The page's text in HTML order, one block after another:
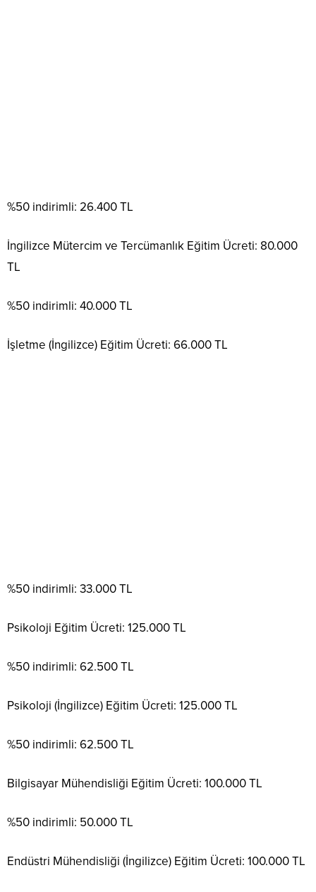
%50 indirimli: 26.400 TL
İngilizce Mütercim ve Tercümanlık Eğitim Ücreti: 80.000
TL
%50 indirimli: 40.000 TL
İşletme (İngilizce) Eğitim Ücreti: 66.000 TL
%50 indirimli: 33.000 TL
Psikoloji Eğitim Ücreti: 125.000 TL
%50 indirimli: 62.500 TL
Psikoloji (İngilizce) Eğitim Ücreti: 125.000 TL
%50 indirimli: 62.500 TL
Bilgisayar Mühendisliği Eğitim Ücreti: 100.000 TL
%50 indirimli: 50.000 TL
Endüstri Mühendisliği (İngilizce) Eğitim Ücreti: 100.000 TL